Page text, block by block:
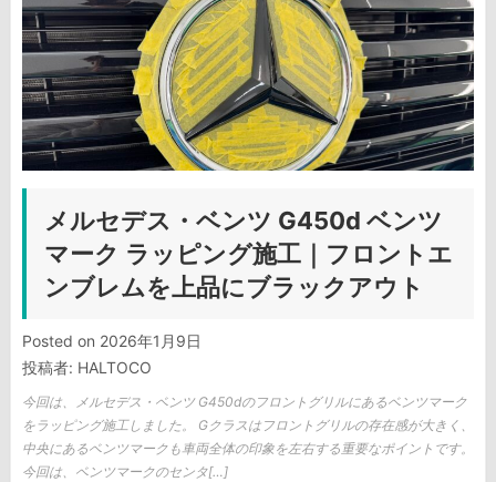
メルセデス・ベンツ G450d ベンツ
マーク ラッピング施工｜フロントエ
ンブレムを上品にブラックアウト
Posted on 2026年1月9日
投稿者: HALTOCO
今回は、メルセデス・ベンツ G450dのフロントグリルにあるベンツマーク
をラッピング施工しました。 Gクラスはフロントグリルの存在感が大きく、
中央にあるベンツマークも車両全体の印象を左右する重要なポイントです。
今回は、ベンツマークのセンタ[…]